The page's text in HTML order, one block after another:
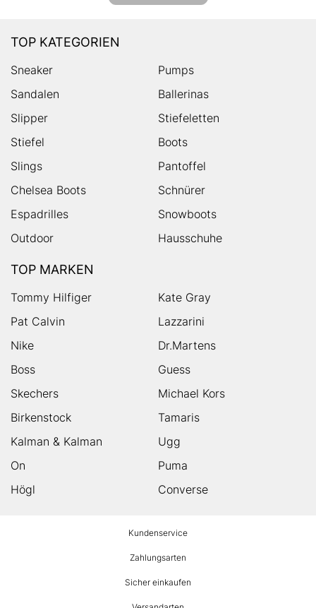
TOP KATEGORIEN
Sneaker
Pumps
Sandalen
Ballerinas
Slipper
Stiefeletten
Stiefel
Boots
Slings
Pantoffel
Chelsea Boots
Schnürer
Espadrilles
Snowboots
Outdoor
Hausschuhe
TOP MARKEN
Tommy Hilfiger
Kate Gray
Pat Calvin
Lazzarini
Nike
Dr.Martens
Boss
Guess
Skechers
Michael Kors
Birkenstock
Tamaris
Kalman & Kalman
Ugg
On
Puma
Högl
Converse
Kundenservice
Zahlungsarten
Sicher einkaufen